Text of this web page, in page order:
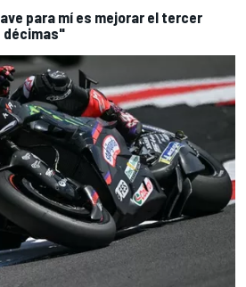
para mí es mejorar el tercer
décimas"